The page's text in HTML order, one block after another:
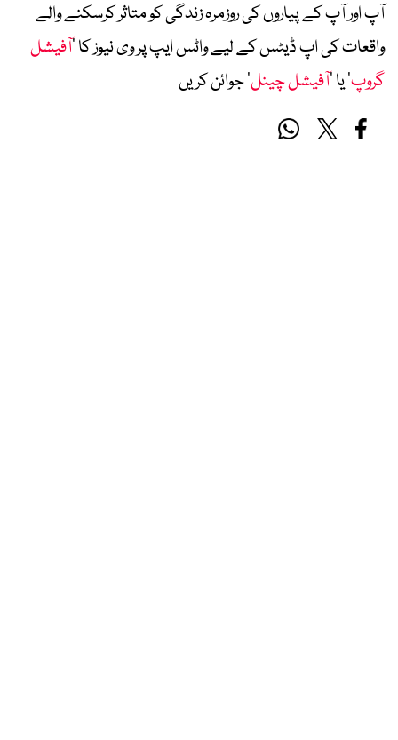
آپ اور آپ کے پیاروں کی روزمرہ زندگی کو متاثر کرسکنے والے
واقعات کی اپ ڈیٹس کے لیے واٹس ایپ پر وی نیوز کا ’آفیشل
گروپ‘ یا ’آفیشل چینل‘ جوائن کریں